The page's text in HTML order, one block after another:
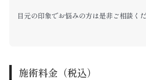
目元の印象でお悩みの方は是非ご相談くだ
施術料金（税込）